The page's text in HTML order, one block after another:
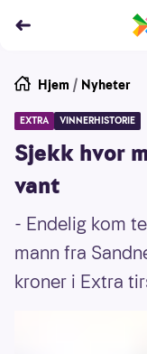
Hjem / Nyheter
EXTRA VINNERHISTORIE
Sjekk hvor
vant
- Endelig kom
mann fra
kroner i Extra